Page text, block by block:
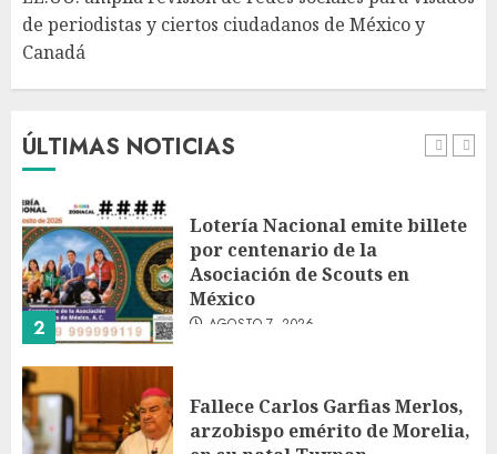
de periodistas y ciertos ciudadanos de México y
Canadá
ÚLTIMAS NOTICIAS
1
fondos estrella de Wall Street
2
Lotería Nacional emite billete
por centenario de la
Asociación de Scouts en
México
AGOSTO 7, 2026
Fallece Carlos Garfias Merlos,
arzobispo emérito de Morelia,